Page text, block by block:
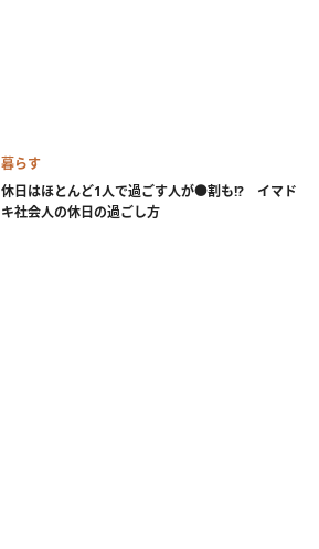
暮らす
休日はほとんど1人で過ごす人が●割も!? イマド
キ社会人の休日の過ごし方